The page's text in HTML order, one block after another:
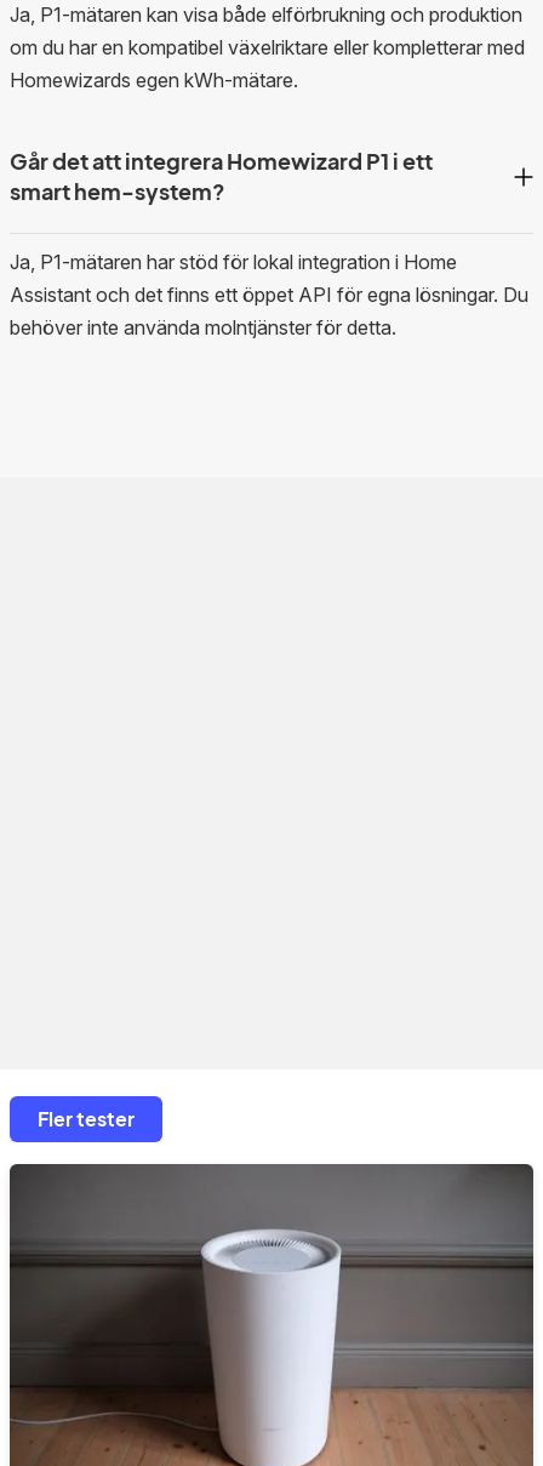
Ja, P1-mätaren kan visa både elförbrukning och produktion
om du har en kompatibel växelriktare eller kompletterar med
Homewizards egen kWh-mätare.
Går det att integrera Homewizard P1 i ett
smart hem-system?
Ja, P1-mätaren har stöd för lokal integration i Home
Assistant och det finns ett öppet API för egna lösningar. Du
behöver inte använda molntjänster för detta.
Fler tester